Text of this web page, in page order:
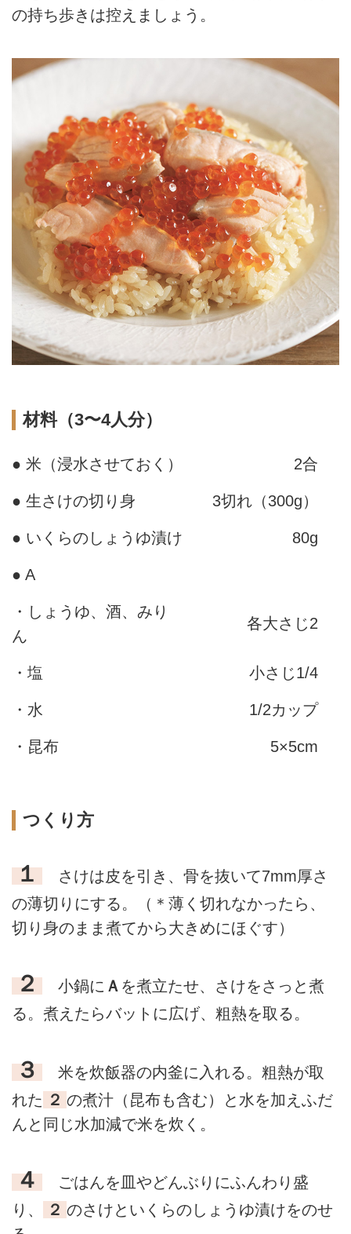
の持ち歩きは控えましょう。
材料（3〜4人分）
● 米（浸水させておく） 2合
● 生さけの切り身 3切れ（300g）
● いくらのしょうゆ漬け 80g
● A
・しょうゆ、酒、みり
ん
各大さじ2
・塩 小さじ1/4
・水 1/2カップ
・昆布 5×5cm
つくり方
１
さけは皮を引き、骨を抜いて7mm厚さ
の薄切りにする。（＊薄く切れなかったら、
切り身のまま煮てから大きめにほぐす）
２ 小鍋に Ａ を煮立たせ、さけをさっと煮
る。煮えたらバットに広げ、粗熱を取る。
３
米を炊飯器の内釜に入れる。粗熱が取
れた ２ の煮汁（昆布も含む）と水を加えふだ
んと同じ水加減で米を炊く。
４
ごはんを皿やどんぶりにふんわり盛
り、
２ のさけといくらのしょうゆ漬けをのせ